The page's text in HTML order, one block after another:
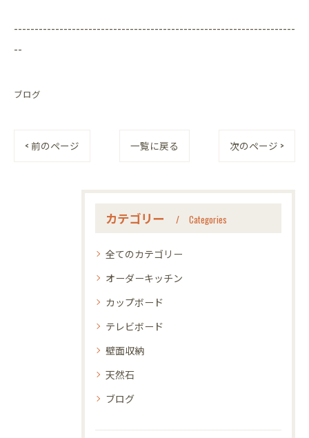
--------------------------------------------------------------------
--
ブログ
< 前のページ 一覧に戻る 次のページ >
カテゴリー Categories
全てのカテゴリー
オーダーキッチン
カップボード
テレビボード
壁面収納
天然石
ブログ